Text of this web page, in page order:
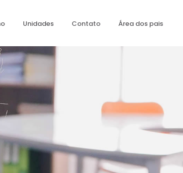
Unidades Contato Área dos pais